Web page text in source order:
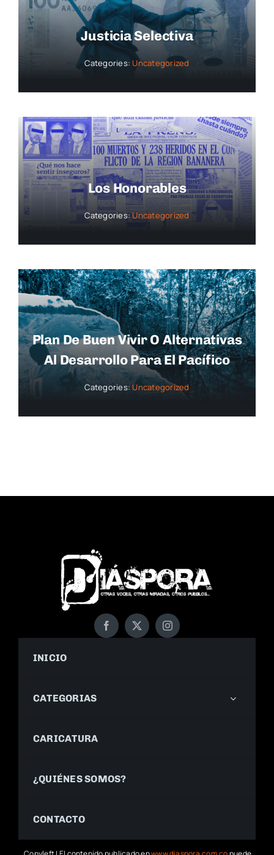
Justicia Selectiva
Categories: Uncategorized
Los Honorables
Categories:Uncategorized
Plan De Buen Vivir O Alternativas
Al Desarrollo Para El Pacífico
Categories:Uncategorized
INICIO
CATEGORIAS
CARICATURA
¿QUIÉNES SOMOS?
CONTACTO